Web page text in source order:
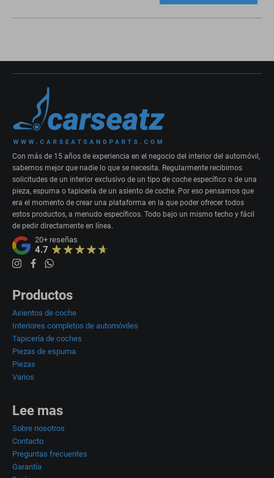
Con más de 15 años de experiencia en el negocio del interior del automóvil,
sabemos mejor que nadie lo que se necesita. Regularmente recibimos
solicitudes de un interior exclusivo de un tipo de coche específico o de una
pieza, espuma o tapicería de un asiento de coche. Por eso pensamos que
era el momento de crear una plataforma en la que poder ofrecer todos
estos productos, a menudo específicos. Todo bajo un mismo techo y fácil
de pedir directamente en línea.
20+ reseñas
4.7
Productos
Asientos de coche
Interiores completos de automóviles
Tapicería de coches
Piezas de espuma
Piezas
Varios
Lee mas
Sobre nosotros
Contacto
Preguntas frecuentes
Garantía